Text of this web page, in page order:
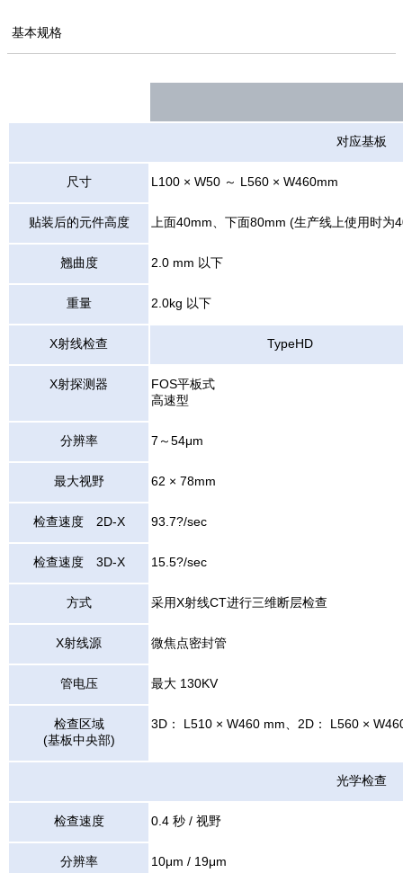
基本规格
对应基板
尺寸 L100 × W50 ～ L560 × W460mm
贴装后的元件高度 上面40mm、下面80mm (生产线上使用时为
翘曲度 2.0 mm 以下
重量 2.0kg 以下
X射线检查 TypeHD
X射探测器
FOS平板式
高速型
分辨率 7～54μm
最大视野 62 × 78mm
检查速度 2D-X 93.7?/sec
检查速度 3D-X 15.5?/sec
方式 采用X射线CT进行三维断层检查
X射线源 微焦点密封管
管电压 最大 130KV
检查区域
(基板中央部)
3D： L510 × W460 mm、2D： L560 ×
光学检查
检查速度 0.4 秒 / 视野
分辨率 10μm / 19μm